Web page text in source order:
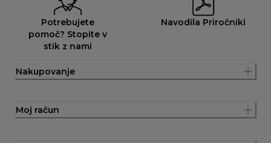
Potrebujete
pomoč? Stopite v
stik z nami
Navodila Priročniki
Nakupovanje
Moj račun